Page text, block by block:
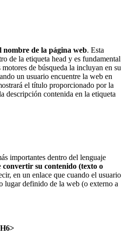
nombre de la página web. Esta
de la etiqueta head y es fundamental
de búsqueda la incluyan en su
un usuario encuentre la web en
el título proporcionado por la
descripción contenida en la etiqueta
importantes dentro del lenguaje
convertir su contenido (texto o
en un enlace que cuando el usuario
lugar definido de la web (o externo a